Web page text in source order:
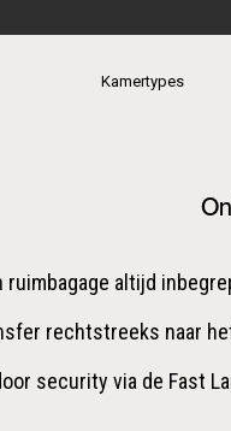
Kamertypes
ruimbagage altijd
rechtstreeks naar
security via de Fast